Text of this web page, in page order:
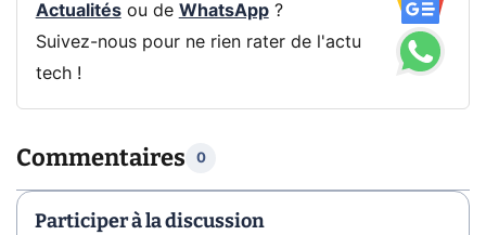
Actualitésou de WhatsApp?
Suivez-nous pour ne rien rater de l'actu
tech !
Commentaires 0
Participer à la discussion